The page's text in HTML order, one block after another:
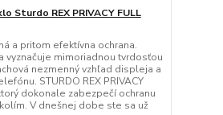
Sturdo REX PRIVACY FULL
a pritom efektívna ochrana.
vyznačuje mimoriadnou tvrdosťou
nezmenný vzhľad displeja a
STURDO REX PRIVACY
dokonale zabezpečí ochranu
V dnešnej dobe ste sa už